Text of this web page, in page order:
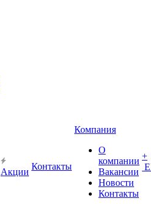
Акции
Контакты
Компания
О
компании
Вакансии
Новости
Контакты
+